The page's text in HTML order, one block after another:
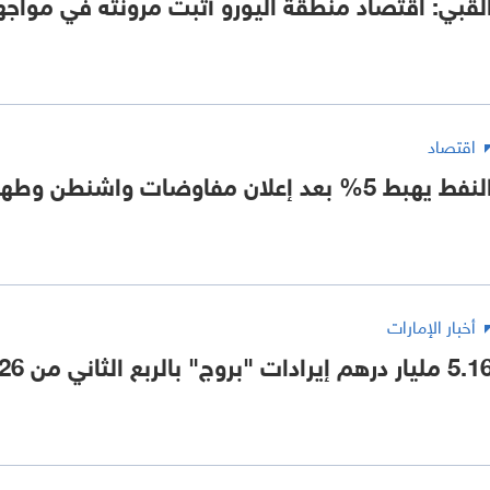
اقتصاد
يهبط 5% بعد إعلان مفاوضات واشنطن وطهران
أخبار الإمارات
إيرادات "بروج" بالربع الثاني من 2026